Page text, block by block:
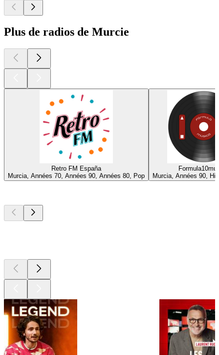
Plus de radios de Murcie
Retro FM España
Murcia, Années 70, Années 90, Années 80, Pop
Murcia, Années 90,